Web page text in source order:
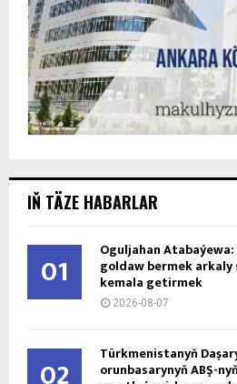
IŇ TÄZE HABARLAR
01 Oguljahan
goldaw bermek
kemala getirmek
2026-08-07
Türkmenistanyň
orunbasarynyň ABŞ-